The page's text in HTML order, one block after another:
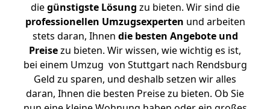
diegünstigste Lösung zu bieten. Wir sind die
professionellen Umzugsexperten und arbeiten
stets daran, Ihnen die besten Angebote und
Preisezu bieten. Wir wissen, wie wichtig es ist,
bei einem Umzug von Stuttgart nach Rendsburg
Geld zu sparen, und deshalb setzen wir alles
daran, Ihnen die besten Preise zu bieten. Ob Sie